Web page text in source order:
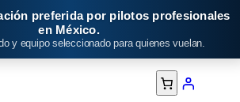
preferida por pilotos profesionales
en México.
y equipo seleccionado para quienes vuelan.